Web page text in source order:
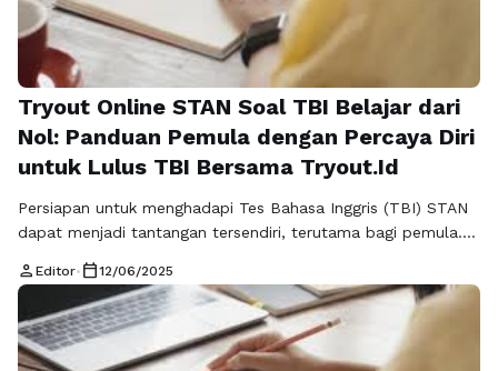
Tryout Online STAN Soal TBI Belajar dari
Nol: Panduan Pemula dengan Percaya Diri
untuk Lulus TBI Bersama Tryout.Id
Persiapan untuk menghadapi Tes Bahasa Inggris (TBI) STAN
dapat menjadi tantangan tersendiri, terutama bagi pemula.
yang memadai, Anda bisa belajar dari nol dan meraih hasil
yang memuaskan. Salah satu cara yang paling efektif untuk
mempersiapkan diri adalah menggunakan Tryout Online STAN
Soal TBI yang tersedia di berbagai …Baca Selengkapnya
person Editor• calendar_today12/06/2025